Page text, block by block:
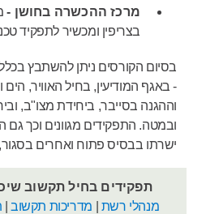
מרכז ההכשרה בחושן -
בצריפין ומכשיר לתפקיד
בסיום הקורסים ניתן להשתבץ
- באגף המודיעין, בחיל האוויר,
וההגנה בסייבר, ביחידת מצו"ב,
ובמטה. התפקידים מגוונים וכך גם
ישרתו בבסיס פתוח ואחרים בסגור,
תפקידים בחיל תקשוב
מנהלי רשת
מדריכות תקשוב|